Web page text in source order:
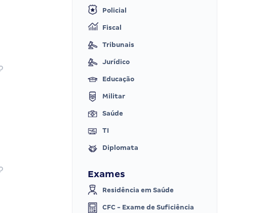
Policial
Fiscal
Tribunais
Jurídico
Educação
Militar
Saúde
TI
Diplomata
Exames
Residência em Saúde
CFC - Exame de Suficiência